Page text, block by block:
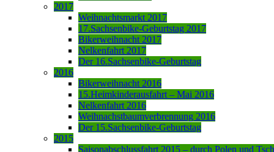
2017
Weihnachtsmarkt 2017
17.Sachsenbike-Geburtstag 2017
Bikerweihnacht 2017
Nelkenfahrt 2017
Der 16.Sachsenbike-Geburtstag
2016
Bikerweihnacht 2016
15.Heimkinderausfahrt – Mai 2016
Nelkenfahrt 2016
Weihnachstbaumverbrennung 2016
Der 15.Sachsenbike-Geburtstag
2015
Saisonabschlussfahrt 2015 – durch Polen und